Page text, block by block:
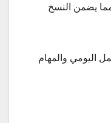
يضمن النسخ
اليومي والمهام